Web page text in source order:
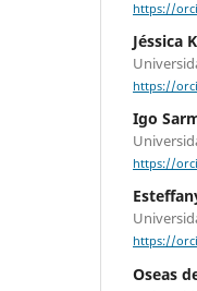
https://
Jéssica
https://
Igo
https://
https://
Oseas